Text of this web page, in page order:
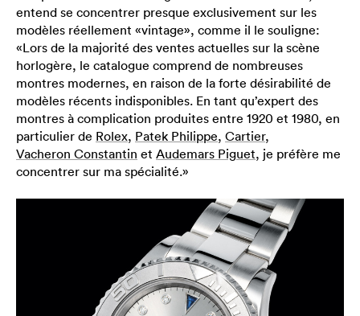
entend se concentrer presque exclusivement sur les
modèles réellement «vintage», comme il le souligne:
«Lors de la majorité des ventes actuelles sur la scène
horlogère, le catalogue comprend de nombreuses
montres modernes, en raison de la forte désirabilité de
modèles récents indisponibles. En tant qu’expert des
montres à complication produites entre 1920 et 1980, en
particulier de Rolex, Patek Philippe, Cartier,
Vacheron Constantin et Audemars Piguet, je préfère me
concentrer sur ma spécialité.»